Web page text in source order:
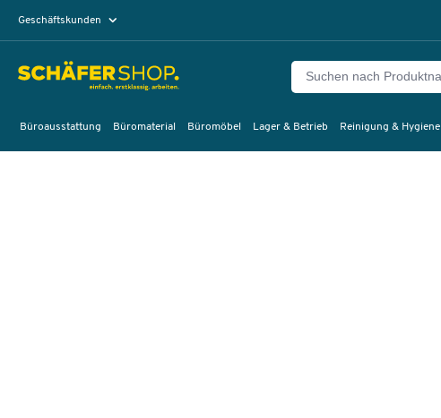
Geschäftskunden
Büroausstattung Büromaterial Büromöbel Lager & Betrieb Reinigung & Hygiene